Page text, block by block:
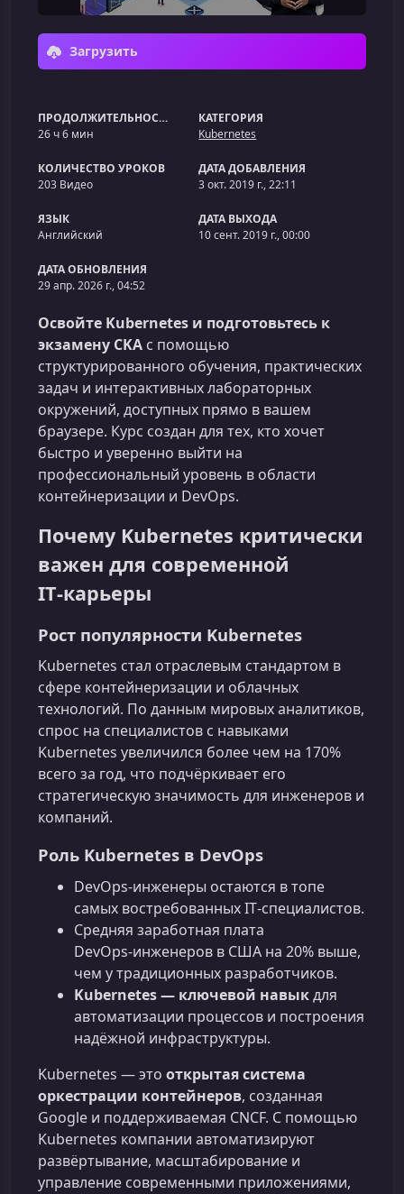
Загрузить
ПРОДОЛЖИТЕЛЬНОСТЬ
26 ч 6 мин
КАТЕГОРИЯ
Kubernetes
КОЛИЧЕСТВО УРОКОВ
203 Видео
ДАТА ДОБАВЛЕНИЯ
3 окт. 2019 г., 22:11
ЯЗЫК
Английский
ДАТА ВЫХОДА
10 сент. 2019 г., 00:00
ДАТА ОБНОВЛЕНИЯ
29 апр. 2026 г., 04:52
Освойте Kubernetes и подготовьтесь к
экзамену CKA с помощью
структурированного обучения, практических
задач и интерактивных лабораторных
окружений, доступных прямо в вашем
браузере. Курс создан для тех, кто хочет
быстро и уверенно выйти на
профессиональный уровень в области
контейнеризации и DevOps.
Почему Kubernetes критически
важен для современной
IT‑карьеры
Рост популярности Kubernetes
Kubernetes стал отраслевым стандартом в
сфере контейнеризации и облачных
технологий. По данным мировых аналитиков,
спрос на специалистов с навыками
Kubernetes увеличился более чем на 170%
всего за год, что подчёркивает его
стратегическую значимость для инженеров и
компаний.
Роль Kubernetes в DevOps
DevOps‑инженеры остаются в топе
самых востребованных IT‑специалистов.
Средняя заработная плата
DevOps‑инженеров в США на 20% выше,
чем у традиционных разработчиков.
Kubernetes — ключевой навыкдля
автоматизации процессов и построения
надёжной инфраструктуры.
Kubernetes — это открытая система
оркестрации контейнеров, созданная
Google и поддерживаемая CNCF. С помощью
Kubernetes компании автоматизируют
развёртывание, масштабирование и
управление современными приложениями,